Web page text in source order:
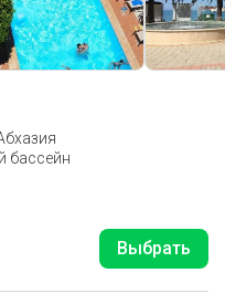
бассейн
Выбрать